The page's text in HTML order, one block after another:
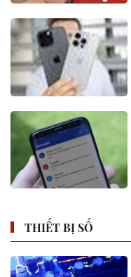
THIẾT BỊ SỐ